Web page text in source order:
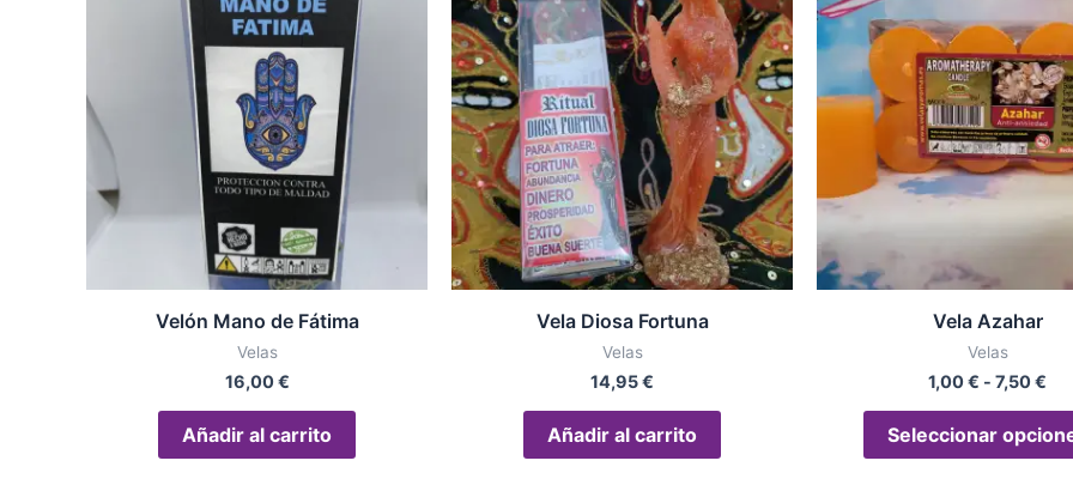
Velón Mano de Fátima
Velas
16,00€
Añadir al carrito
Vela Diosa Fortuna
Velas
14,95€
Añadir al carrito
Vela Azahar
Velas
1,00€ - 7,50€
Seleccionar